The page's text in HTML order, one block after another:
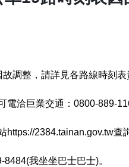
調整，請詳見各路線時刻表
洽巨業交通：0800-889-
https://2384.tainan.gov.tw查
我坐坐巴士巴士)。